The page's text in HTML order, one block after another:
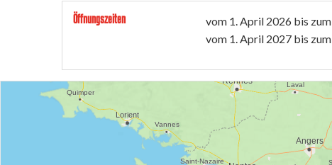
Öffnungszeiten vom 1. April 2026 bis zum
vom 1. April 2027 bis zum